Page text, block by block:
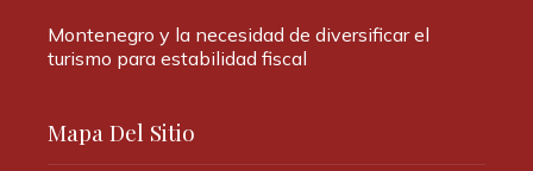
Montenegro y la necesidad de diversificar el
turismo para estabilidad fiscal
Mapa Del Sitio